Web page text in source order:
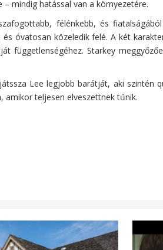
mindig hatással van a környezetére.
félénkebb, és
óvatosan közeledik felé. A két
függetlenségéhez. Starkey
Lee legjobb barátját, aki szintén
amikor teljesen elveszettnek tűnik.